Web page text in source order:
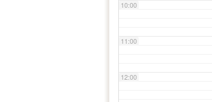
10:00
11:00
12:00